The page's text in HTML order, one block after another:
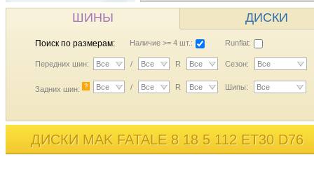
ШИНЫ ДИСКИ
Поиск по размерам: Наличие >= 4 шт.: Runflat:
Передних шин: Все / Все R Все Сезон: Все
Задних шин: ? Все / Все R Все Шипы: Все
ДИСКИ MAK FATALE 8 18 5 112 ET30 D76